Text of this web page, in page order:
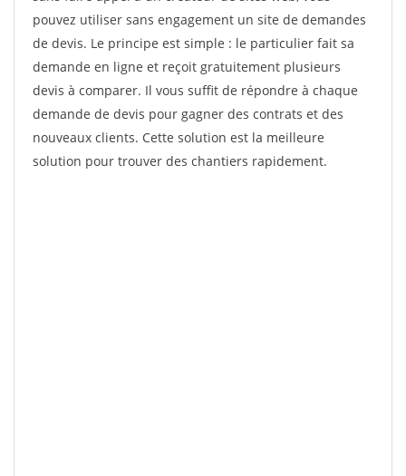
pouvez utiliser sans engagement un site de demandes
de devis. Le principe est simple : le particulier fait sa
demande en ligne et reçoit gratuitement plusieurs
devis à comparer. Il vous suffit de répondre à chaque
demande de devis pour gagner des contrats et des
nouveaux clients. Cette solution est la meilleure
solution pour trouver des chantiers rapidement.